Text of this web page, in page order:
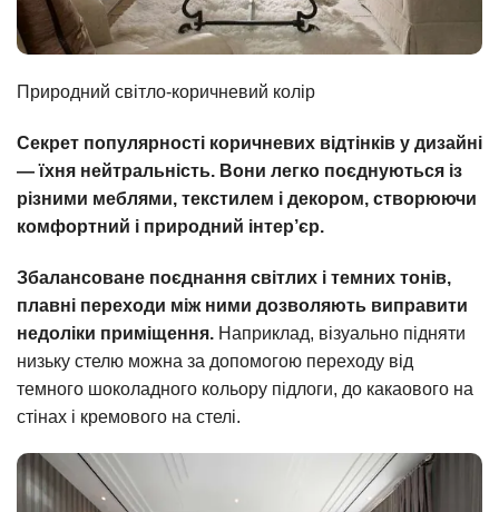
Природний світло-коричневий колір
Секрет популярності коричневих відтінків у дизайні
— їхня нейтральність. Вони легко поєднуються із
різними меблями, текстилем і декором, створюючи
комфортний і природний інтер’єр.
Збалансоване поєднання світлих і темних тонів,
плавні переходи між ними дозволяють виправити
недоліки приміщення. Наприклад, візуально підняти
низьку стелю можна за допомогою переходу від
темного шоколадного кольору підлоги, до какаового на
стінах і кремового на стелі.